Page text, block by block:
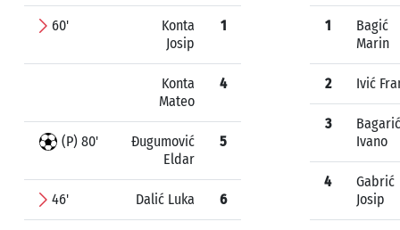
60'
Konta
Josip
1
Konta
Mateo
4
(P) 80'
Đugumović
Eldar
5
46' Dalić Luka 6
1
Bagić
Marin
2 Ivić
3
Bagarić
Ivano
4
Gabrić
Josip